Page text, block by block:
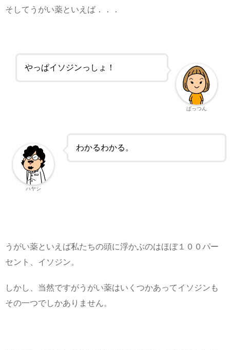
そしてうがい薬といえば．．．
やっぱイソジンっしょ！
ぱっつん
わかるわかる。
ハヤシ
うがい薬といえば私たちの頭に浮かぶのはほぼ１００パー
セント、イソジン。
しかし、当然ですがうがい薬はいくつかあってイソジンも
その一つでしかありません。